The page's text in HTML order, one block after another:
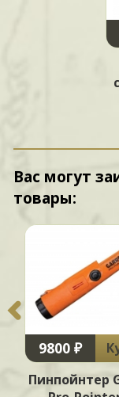
Вас могут
товары:
9800 ₽
Пинпойнтер